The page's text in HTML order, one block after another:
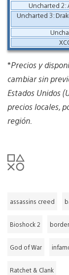
Uncharted 2:
Uncharted 3:
*Precios y
cambiar sin
Estados Unidos
precios locales,
región.
assassins creed
Bioshock 2
God of War
Ratchet & Clank